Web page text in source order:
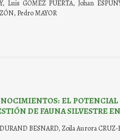
Luis GÓMEZ PUERTA, Johan
Pedro MAYOR
EL
DE FAUNA SILVESTRE
BESNARD, Zoila Aurora